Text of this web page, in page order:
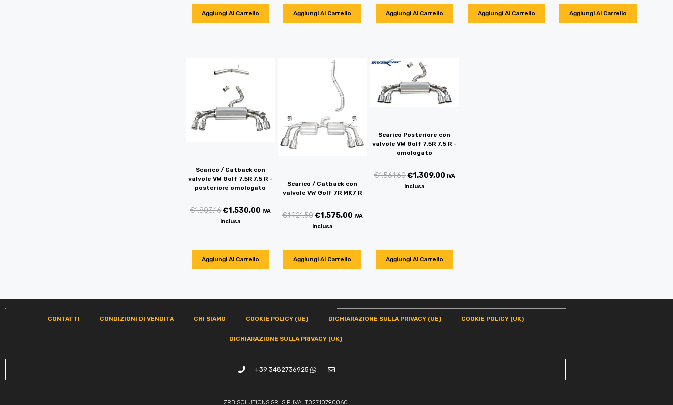
Aggiungi Al Carrello Aggiungi Al Carrello Aggiungi Al Carrello Aggiungi Al Carrello Aggiungi Al Carrello
Scarico / Catback con
valvole VW Golf 7.5R 7.5 R –
posteriore omologato
€1.803,16€1.530,00 IVA
inclusa
Aggiungi Al Carrello
Scarico / Catback con
valvole VW Golf 7R MK7 R
€1.921,50€1.575,00 IVA
inclusa
Aggiungi Al Carrello
Scarico Posteriore con
valvole VW Golf 7.5R 7.5 R –
omologato
€1.561,60€1.309,00 IVA
inclusa
Aggiungi Al Carrello
CONTATTI CONDIZIONI DI VENDITA CHI SIAMO COOKIE POLICY (UE) DICHIARAZIONE SULLA PRIVACY (UE) COOKIE POLICY (UK)
DICHIARAZIONE SULLA PRIVACY (UK)
+39 3482736925
ZRB SOLUTIONS SRLS P. IVA IT02710790060